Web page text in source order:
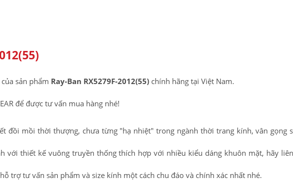
sản phẩm Ray-Ban RX5279F-2012(55) chính hãng tại Việt Nam.
để được tư vấn mua hàng nhé!
đồi mồi thời thượng, chưa từng "hạ nhiệt" trong ngành thời trang kính, vân gọng
với thiết kế vuông truyền thống thích hợp với nhiều kiểu dáng khuôn mặt, hãy
hỗ trợ tư vấn sản phẩm và size kính một cách chu đáo và chính xác nhất nhé.